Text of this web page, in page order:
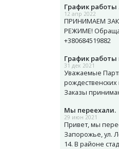
График работы
12 апр 2022
ПРИНИМАЕМ
РЕЖИМЕ!
+380684519882
График работы
31 дек 2021
Уважаемые
Заказы
Мы переехали.
29 июн 2021
Привет, мы
Запорожье, ул.
14. В районе